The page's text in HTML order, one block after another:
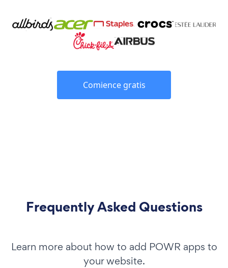
Comience gratis
Frequently Asked Questions
Learn more about how to add POWR apps to
your website.